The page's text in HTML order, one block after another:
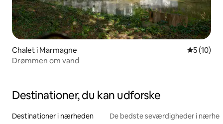
Chalet i Marmagne 5 ud af 5 i
5 (10)
Drømmen om vand
Destinationer, du kan udforske
Destinationer i nærheden De bedste seværdigheder i